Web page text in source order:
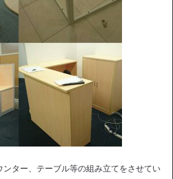
ター、テーブル等の組み立てをさせてい